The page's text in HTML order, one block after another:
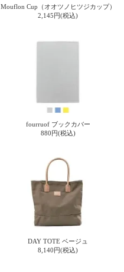
Mouflon Cup（オオツノヒツジカップ）
2,145円(税込)
fourruof ブックカバー
880円(税込)
DAY TOTE ベージュ
8,140円(税込)